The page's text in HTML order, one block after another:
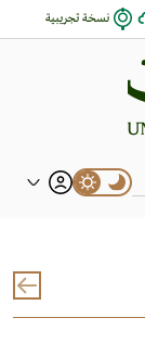
نسخة تجريبية